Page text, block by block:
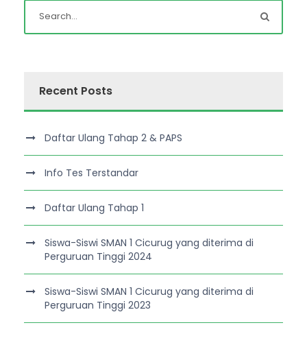
Recent Posts
Daftar Ulang Tahap 2 & PAPS
Info Tes Terstandar
Daftar Ulang Tahap 1
Siswa-Siswi SMAN 1 Cicurug yang diterima di
Perguruan Tinggi 2024
Siswa-Siswi SMAN 1 Cicurug yang diterima di
Perguruan Tinggi 2023